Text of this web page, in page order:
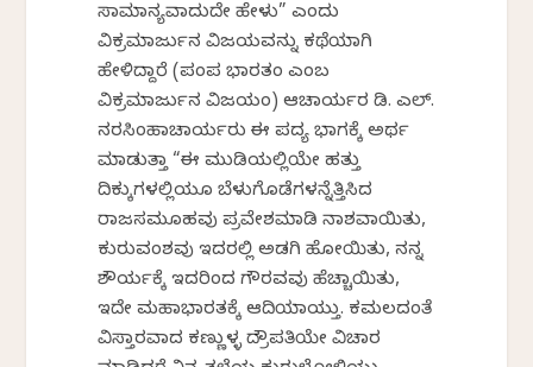
ಸಾಮಾನ್ಯವಾದುದೇ ಹೇಳು” ಎಂದು
ವಿಕ್ರಮಾರ್ಜುನ ವಿಜಯವನ್ನು ಕಥೆಯಾಗಿ
ಹೇಳಿದ್ದಾರೆ (ಪಂಪ ಭಾರತಂ ಎಂಬ
ವಿಕ್ರಮಾರ್ಜುನ ವಿಜಯಂ) ಆಚಾರ್ಯರ ಡಿ. ಎಲ್.
ನರಸಿಂಹಾಚಾರ್ಯರು ಈ ಪದ್ಯ ಭಾಗಕ್ಕೆ ಅರ್ಥ
ಮಾಡುತ್ತಾ “ಈ ಮುಡಿಯಲ್ಲಿಯೇ ಹತ್ತು
ದಿಕ್ಕುಗಳಲ್ಲಿಯೂ ಬೆಳುಗೊಡೆಗಳನ್ನೆತ್ತಿಸಿದ
ರಾಜಸಮೂಹವು ಪ್ರವೇಶಮಾಡಿ ನಾಶವಾಯಿತು,
ಕುರುವಂಶವು ಇದರಲ್ಲಿ ಅಡಗಿ ಹೋಯಿತು, ನನ್ನ
ಶೌರ್ಯಕ್ಕೆ ಇದರಿಂದ ಗೌರವವು ಹೆಚ್ಚಾಯಿತು,
ಇದೇ ಮಹಾಭಾರತಕ್ಕೆ ಆದಿಯಾಯ್ತು. ಕಮಲದಂತೆ
ವಿಸ್ತಾರವಾದ ಕಣ್ಣುಳ್ಳ ದ್ರೌಪತಿಯೇ ವಿಚಾರ